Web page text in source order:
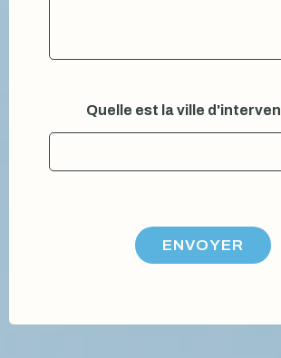
t
:
Quelle est la ville
ENVOYER